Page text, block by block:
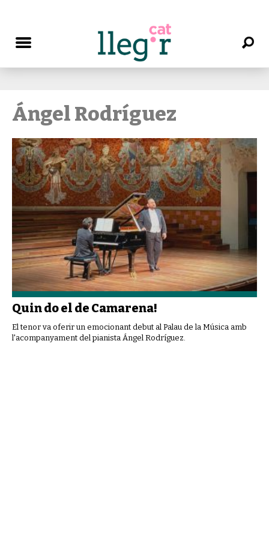
Ángel Rodríguez
Quin do el de Camarena!
El tenor va oferir un emocionant debut al Palau de la Música amb
l'acompanyament del pianista Ángel Rodríguez.